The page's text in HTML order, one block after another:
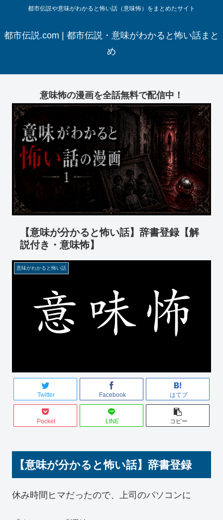
都市伝説や意味がわかると怖い話（意味怖）をまとめたサイト
都市伝説.com | 都市伝説・意味がわかると怖い話まと
め
意味怖の漫画を全話無料で配信中！
【意味が分かると怖い話】辞書登録【解
説付き・意味怖】
意味がわかると怖い話
Twitter Facebook はてブ
Pocket LINE コピー
【意味が分かると怖い話】辞書登録
休み時間ヒマだったので、上司のパソコンに